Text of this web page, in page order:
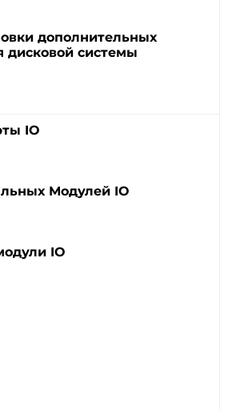
дополнительных
дисковой системы
IO
Модулей IO
IO